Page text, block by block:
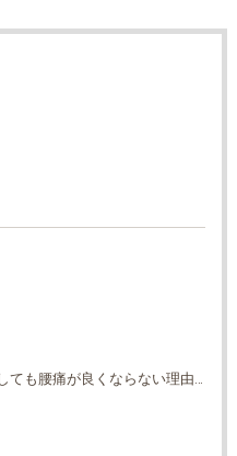
ストレッチをしても腰痛が良くならない理由は？？